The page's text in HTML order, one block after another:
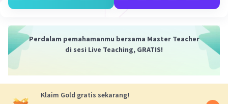
yang berperan dalam pertahanan dan
serta menghormati nilai-nilai Pancasila
lingkungan sekitar, serta melaporkan
segala bentuk gangguan atau pelanggaran
Perdalam pemahamanmu bersama Master Teacher
di sesi Live Teaching, GRATIS!
Klaim Gold gratis sekarang!